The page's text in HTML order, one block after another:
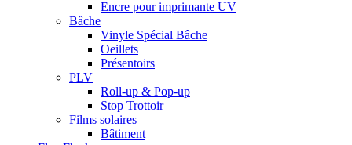
Encre pour imprimante UV
Bâche
Vinyle Spécial Bâche
Oeillets
Présentoirs
PLV
Roll-up & Pop-up
Stop Trottoir
Films solaires
Bâtiment